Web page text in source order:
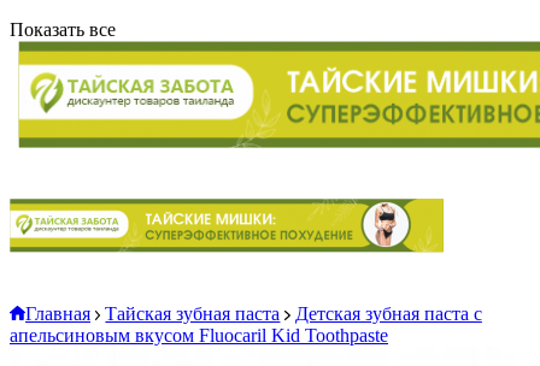
Показать все
Главная Тайская зубная паста
Детская зубная паста с
апельсиновым вкусом Fluocaril Kid Toothpaste